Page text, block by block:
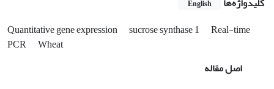
English
Quantitative gene expression sucrose synthase 1
Real-time
PCR
Wheat
اصل مقاله